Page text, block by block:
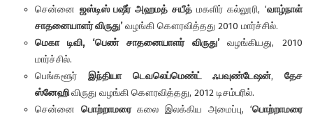
சென்னை ஜஸ்டிஸ் பஷீர் அஹமத் சயீத் மகளிர் கல்லூரி, ‘வாழ்நாள்
சாதனையாளர் விருது’வழங்கி கௌரவித்தது 2010 மார்ச்சில்.
மெகா டிவி, ‘பெண் சாதனையாளர் விருது’வழங்கியது, 2010
மார்ச்சில்.
பெங்களூர்இந்தியா டெவலெப்மெண்ட் ஃபவுண்டேஷன், தேச
ஸ்னேஹிவிருது வழங்கி கௌரவித்தது, 2012 டிசம்பரில்.
சென்னை பொற்றாமரை கலை இலக்கிய அமைப்பு, ‘பொற்றாமரை